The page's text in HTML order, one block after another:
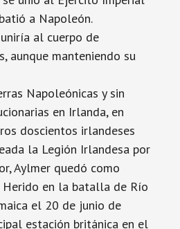
a Napoleón.
al cuerpo de
aunque manteniendo su
Napoleónicas y sin
en Irlanda, en
doscientos irlandeses
la Legión Irlandesa por
Aylmer quedó como
Herido en la batalla de Río
el 20 de junio de
estación británica en el